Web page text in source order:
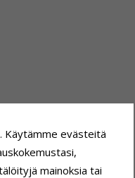
Käytämme evästeitä
mainoksia tai